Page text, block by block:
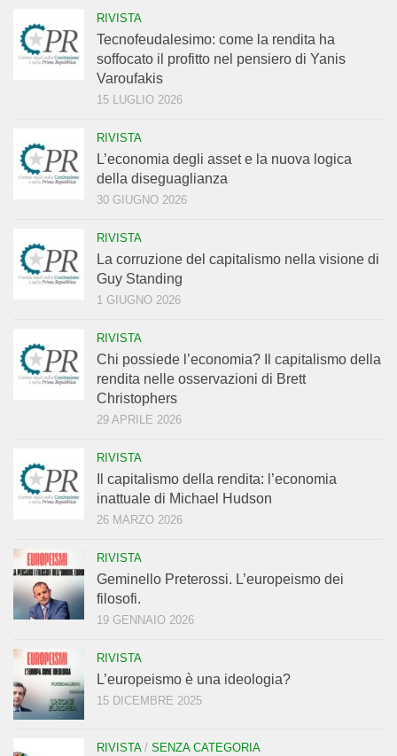
RIVISTA
Tecnofeudalesimo: come la rendita ha
soffocato il profitto nel pensiero di Yanis
Varoufakis
15 LUGLIO 2026
RIVISTA
L’economia degli asset e la nuova logica
della diseguaglianza
30 GIUGNO 2026
RIVISTA
La corruzione del capitalismo nella visione di
Guy Standing
1 GIUGNO 2026
RIVISTA
Chi possiede l’economia? Il capitalismo della
rendita nelle osservazioni di Brett
Christophers
29 APRILE 2026
RIVISTA
Il capitalismo della rendita: l’economia
inattuale di Michael Hudson
26 MARZO 2026
RIVISTA
Geminello Preterossi. L’europeismo dei
filosofi.
19 GENNAIO 2026
RIVISTA
L’europeismo è una ideologia?
15 DICEMBRE 2025
RIVISTA/ SENZA CATEGORIA